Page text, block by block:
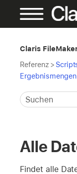
Claris
Referenz >
Ergebnismengen
Alle
Findet alle